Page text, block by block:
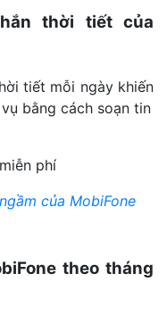
thời tiết của
tiết mỗi ngày khiến
bằng cách soạn tin
phí
của MobiFone
theo tháng